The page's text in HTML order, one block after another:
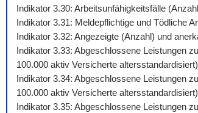
Indikator 3.30: Arbeitsunfähigkeitsfälle
Indikator 3.31: Meldepflichtige und Tödliche
Indikator 3.32: Angezeigte (Anzahl) und
Indikator 3.33: Abgeschlossene Leistungen
100.000 aktiv Versicherte
Indikator 3.34: Abgeschlossene Leistungen
100.000 aktiv Versicherte
Indikator 3.35: Abgeschlossene Leistungen